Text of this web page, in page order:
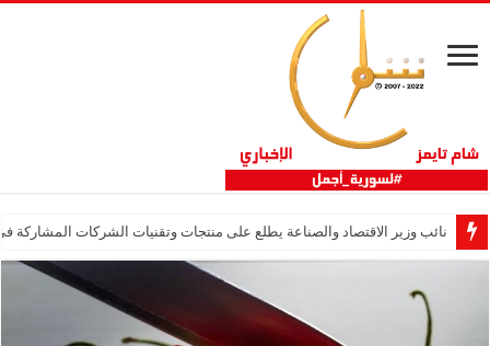
نائب وزير الاقتصاد والصناعة يطلع على منتجات وتقنيات الشركات المشاركة في